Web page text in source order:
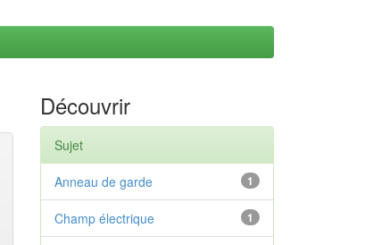
Découvrir
Sujet
1
Anneau de garde
1
Champ électrique